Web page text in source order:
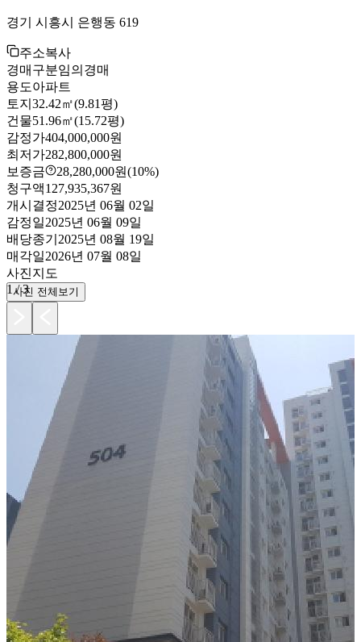
경기 시흥시 은행동 619
주소복사
경매구분임의경매
용도아파트
토지 32.42㎡(9.81평)
건물51.96㎡(15.72평)
감정가404,000,000원
최저가282,800,000원
보증금
28,280,000원(10%)
청구액127,935,367원
개시결정2025년 06월 02일
감정일2025년 06월 09일
배당종기 2025년 08월 19일
매각일2026년 07월 08일
사진지도
1 /3
사진 전체보기